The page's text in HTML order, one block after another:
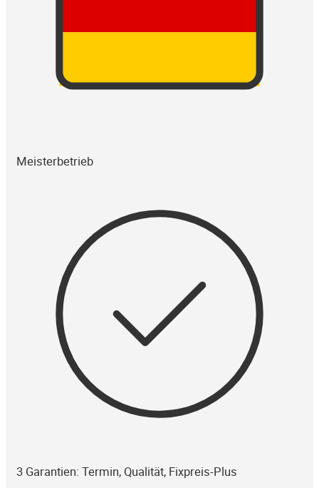
Meisterbetrieb
3 Garantien: Termin, Qualität, Fixpreis-Plus